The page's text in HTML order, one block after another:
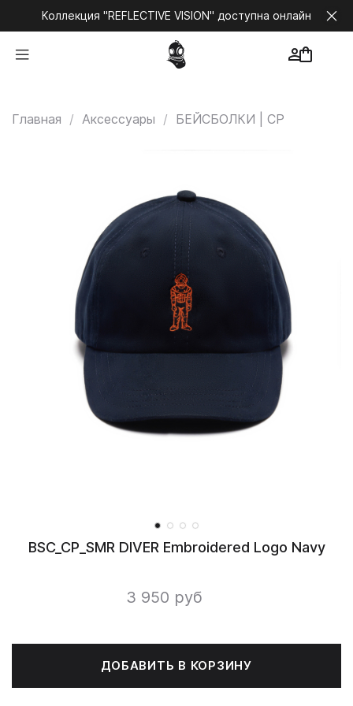
Коллекция "REFLECTIVE VISION" доступна онлайн
Главная Аксессуары БЕЙСБОЛКИ | CP
BSC_CP_SMR DIVER Embroidered Logo Navy
3 950 руб
ДОБАВИТЬ В КОРЗИНУ